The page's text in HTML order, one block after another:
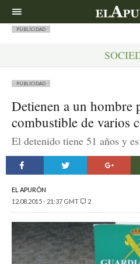
PUBLICIDAD
PUBLICIDAD
Detienen a un hombre
combustible de varios
El detenido tiene 51 años y
EL APURÓN
12.08.2015 - 21:37 GMT
2